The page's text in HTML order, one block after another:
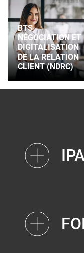
BTS
NÉGOCIATION ET
DIGITALISATION
DE LA RELATION
CLIENT (NDRC)